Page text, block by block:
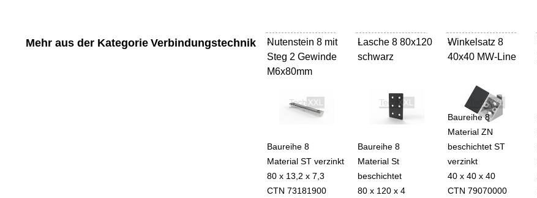
Mehr aus der Kategorie Verbindungstechnik
Nutenstein 8 mit
Steg 2 Gewinde
M6x80mm
-
Baureihe 8
Material ST verzinkt
80 x 13,2 x 7,3
CTN 73181900
Lasche 8 80x120
schwarz
-
Baureihe 8
Material St
beschichtet
80 x 120 x 4
Winkelsatz 8
40x40 MW-Line
-
Baureihe 8
Material ZN
beschichtet ST
verzinkt
40 x 40 x 40
CTN 79070000